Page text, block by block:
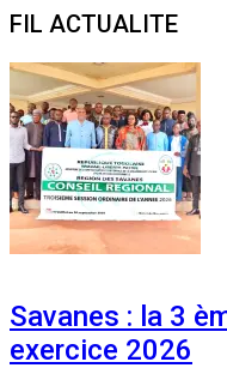
FIL ACTUALITE
Savanes : la 3
exercice 2026